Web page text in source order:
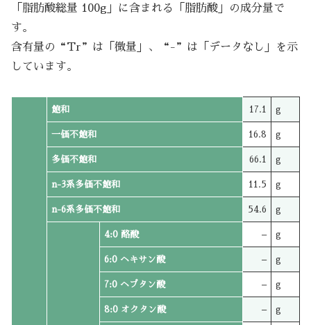
「脂肪酸総量 100g」に含まれる「脂肪酸」の成分量で
す。
含有量の“Tr”は「微量」、“-”は「データなし」を示
しています。
飽和 17.1 g
一価不飽和 16.8 g
多価不飽和 66.1 g
n-3系多価不飽和 11.5 g
n-6系多価不飽和 54.6 g
4:0 酪酸 – g
6:0 ヘキサン酸 – g
7:0 ヘプタン酸 – g
8:0 オクタン酸 – g